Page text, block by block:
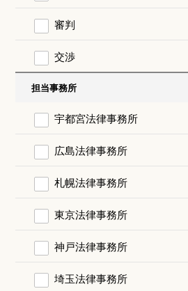
審判
交渉
担当事務所
宇都宮法律事務所
広島法律事務所
札幌法律事務所
東京法律事務所
神戸法律事務所
埼玉法律事務所